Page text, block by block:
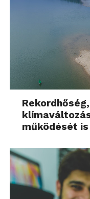
működését